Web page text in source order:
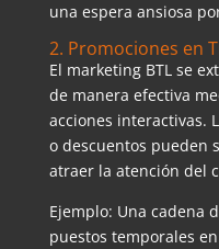
una espera ansiosa
2. Promociones en
El marketing BTL se
de manera efectiva
acciones interactivas.
o descuentos pueden
atraer la atención del
Ejemplo: Una cadena
puestos temporales